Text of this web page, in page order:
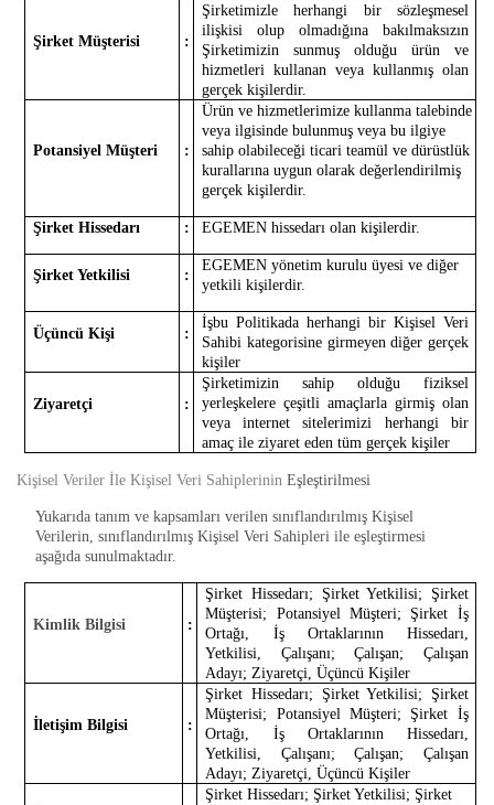
Şirket Müşterisi :
Şirketimizle herhangi bir sözleşmesel
ilişkisi olup olmadığına bakılmaksızın
Şirketimizin sunmuş olduğu ürün ve
hizmetleri kullanan veya kullanmış olan
gerçek kişilerdir.
Potansiyel Müşteri :
Ürün ve hizmetlerimize kullanma talebinde
veya ilgisinde bulunmuş veya bu ilgiye
sahip olabileceği ticari teamül ve dürüstlük
kurallarına uygun olarak değerlendirilmiş
gerçek kişilerdir.
Şirket Hissedarı : EGEMEN hissedarı olan kişilerdir.
Şirket Yetkilisi :
EGEMEN yönetim kurulu üyesi ve diğer
yetkili kişilerdir.
Üçüncü Kişi :
İşbu Politikada herhangi bir Kişisel Veri
Sahibi kategorisine girmeyen diğer gerçek
kişiler
Ziyaretçi :
Şirketimizin sahip olduğu fiziksel
yerleşkelere çeşitli amaçlarla girmiş olan
veya internet sitelerimizi herhangi bir
amaç ile ziyaret eden tüm gerçek kişiler
Kişisel Veriler İle Kişisel Veri Sahiplerinin Eşleştirilmesi
Yukarıda tanım ve kapsamları verilen sınıflandırılmış Kişisel
Verilerin, sınıflandırılmış Kişisel Veri Sahipleri ile eşleştirmesi
aşağıda sunulmaktadır.
Kimlik Bilgisi :
Şirket Hissedarı; Şirket Yetkilisi; Şirket
Müşterisi; Potansiyel Müşteri; Şirket İş
Ortağı, İş Ortaklarının Hissedarı,
Yetkilisi, Çalışanı; Çalışan; Çalışan
Adayı; Ziyaretçi, Üçüncü Kişiler
İletişim Bilgisi :
Şirket Hissedarı; Şirket Yetkilisi; Şirket
Müşterisi; Potansiyel Müşteri; Şirket İş
Ortağı, İş Ortaklarının Hissedarı,
Yetkilisi, Çalışanı; Çalışan; Çalışan
Adayı; Ziyaretçi, Üçüncü Kişiler
Şirket Hissedarı; Şirket Yetkilisi; Şirket